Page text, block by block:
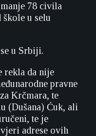
78 civila
u selu
u Srbiji.
rekla da nije
pravne
Krčmara, te
(Dušana) Ćuk, ali
te je
adrese ovih